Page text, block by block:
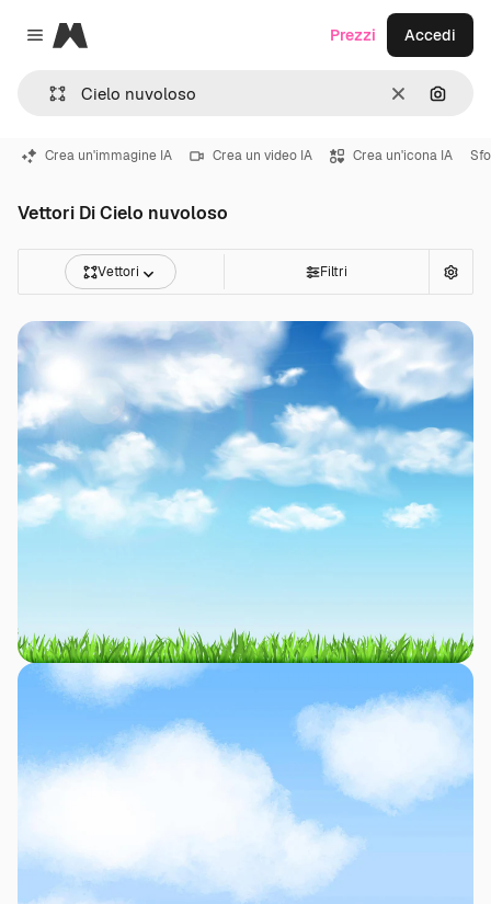
Close menu
Magnific
CancellaCerca
Prezzi Accedi
Crea un'immagine IA Crea un video IA Crea un'icona IA
Vettori Di Cielo nuvoloso
Vettori Filtri